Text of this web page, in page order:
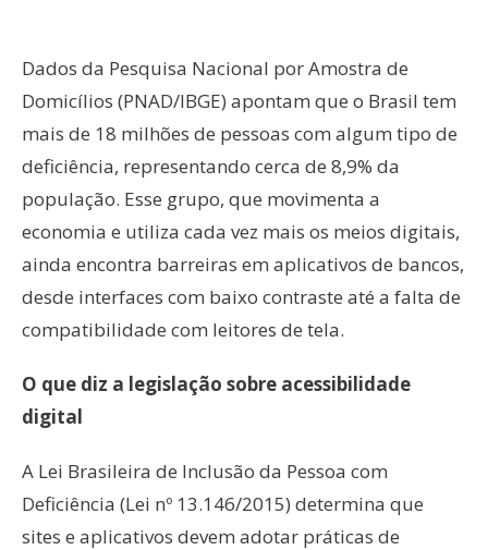
Dados da Pesquisa Nacional por Amostra de
Domicílios (PNAD/IBGE) apontam que o Brasil tem
mais de 18 milhões de pessoas com algum tipo de
deficiência, representando cerca de 8,9% da
população. Esse grupo, que movimenta a
economia e utiliza cada vez mais os meios digitais,
ainda encontra barreiras em aplicativos de bancos,
desde interfaces com baixo contraste até a falta de
compatibilidade com leitores de tela.
O que diz a legislação sobre acessibilidade
digital
A Lei Brasileira de Inclusão da Pessoa com
Deficiência (Lei nº 13.146/2015) determina que
sites e aplicativos devem adotar práticas de